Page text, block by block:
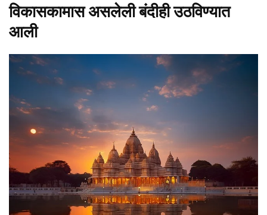
विकासकामास असलेली बंदीही उठविण्यात
आली